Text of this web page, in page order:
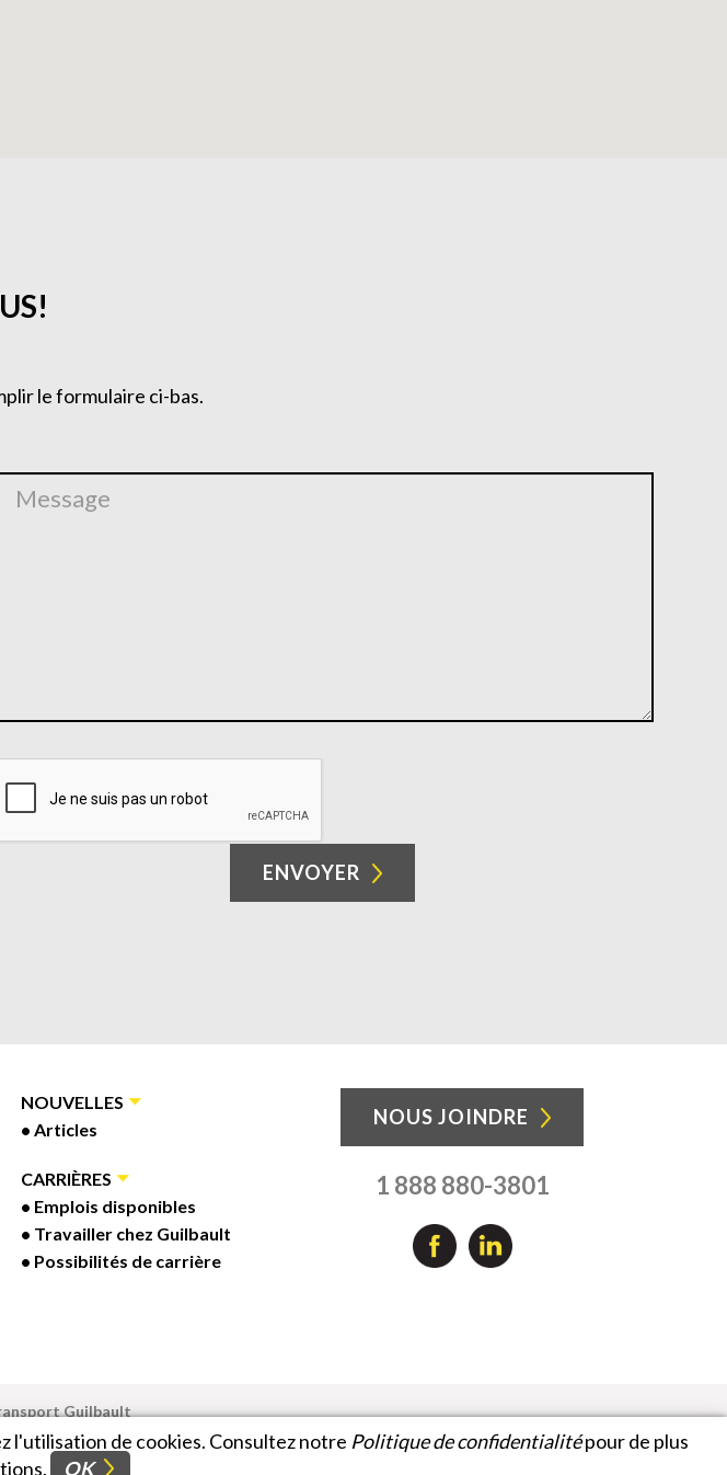
le formulaire ci-bas.
NOUVELLES
Articles
CARRIÈRES
Emplois disponibles
Travailler chez Guilbault
Possibilités de carrière
NOUS JOINDRE
1 888 880-3801
Guilbault
l'utilisation de cookies. Consultez notre Politique de confidentialitépour de plus
OK